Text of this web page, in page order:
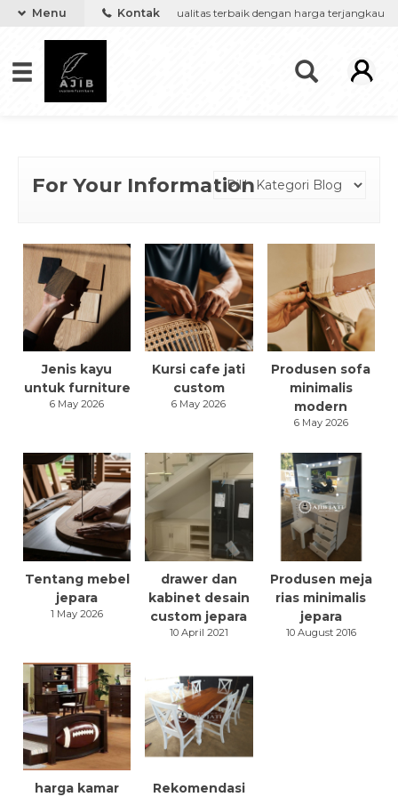
keinginanmu, kami berikan kualitas terbaik dengan harga terjangkau
Menu Kontak
For Your Information
Jenis kayu
untuk furniture
6 May 2026
Kursi cafe jati
custom
6 May 2026
Produsen sofa
minimalis
modern
6 May 2026
Tentang mebel
jepara
1 May 2026
drawer dan
kabinet desain
custom jepara
10 April 2021
Produsen meja
rias minimalis
jepara
10 August 2016
harga kamar Rekomendasi